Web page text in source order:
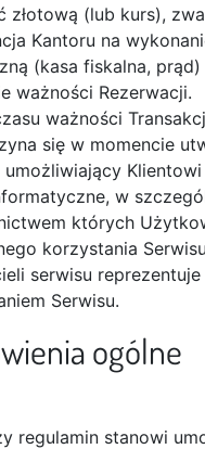
złotową (lub kurs),
Kantoru na
(kasa fiskalna,
ważności Rezerwacji.
ważności
się w momencie
umożliwiający
w
których
korzystania
serwisu
Serwisu.
ogólne
regulamin stanowi